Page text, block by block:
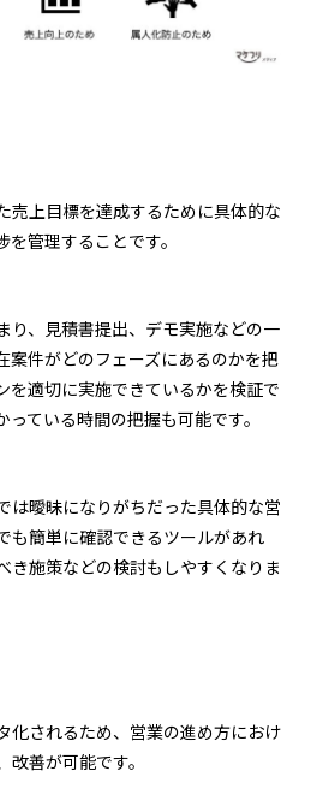
売上目標を達成するために具体的な
管理することです。
り、見積書提出、デモ実施などの一
案件がどのフェーズにあるのかを把
を適切に実施できているかを検証で
ている時間の把握も可能です。
は曖昧になりがちだった具体的な営
も簡単に確認できるツールがあれ
き施策などの検討もしやすくなりま
化されるため、営業の進め方におけ
善が可能です。